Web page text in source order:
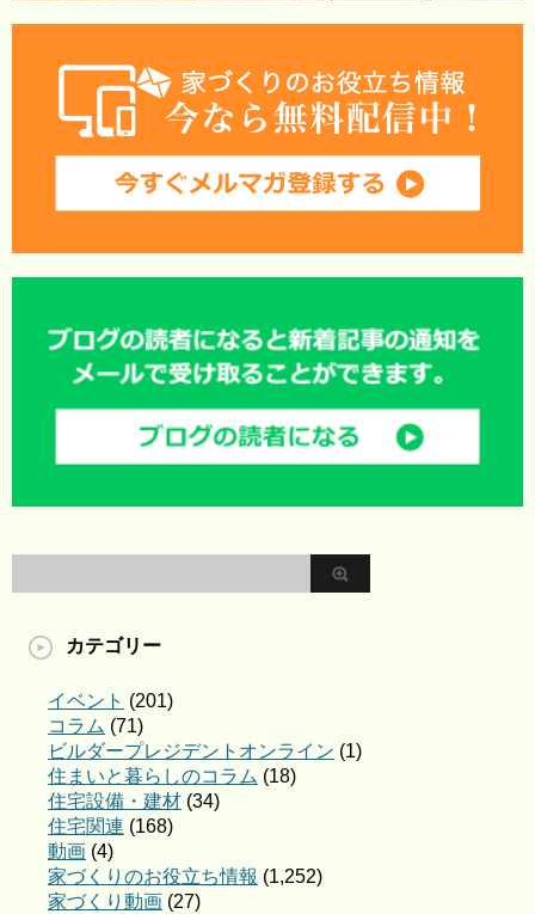
カテゴリー
イベント (201)
コラム (71)
ビルダープレジデントオンライン (1)
住まいと暮らしのコラム (18)
住宅設備・建材 (34)
住宅関連 (168)
動画 (4)
家づくりのお役立ち情報 (1,252)
家づくり動画 (27)